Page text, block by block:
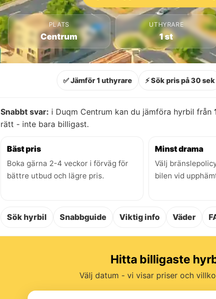
PLATS
Centrum
UTHYRARE
1 st
✅ Jämför 1 uthyrare ⚡ Sök pris på 30 sek
Snabbt svar: i Duqm Centrum kan du jämföra hyrbil från
rätt - inte bara billigast.
Bäst pris
Boka gärna 2-4 veckor i förväg för
bättre utbud och lägre pris.
Minst drama
Välj
bilen vid
Sök hyrbil Snabbguide Viktig info Väder
Hitta billigaste
Välj datum - vi visar priser och